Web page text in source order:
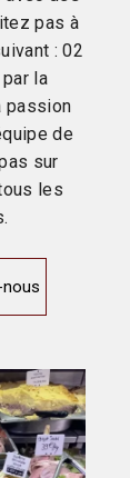
pas à
: 02
la
passion
de
sur
les